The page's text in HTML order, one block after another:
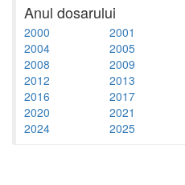
Anul dosarului
2000 2001
2004
2005
2008
2009
2012
2013
2016
2017
2020
2021
2024
2025